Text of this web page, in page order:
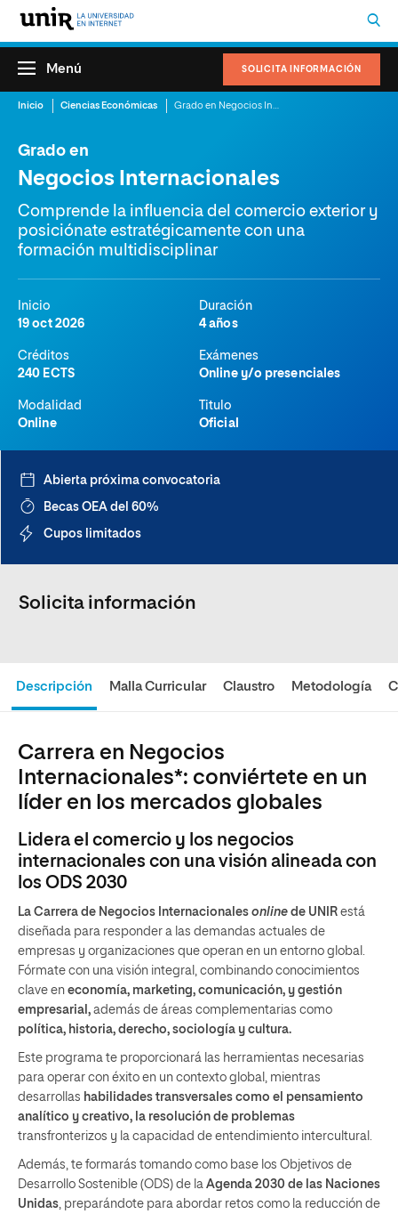
SOLICITA INFORMACIÓN
Menú
Inicio Ciencias Económicas
Grado en
Negocios Internacionales
Comprende la influencia del comercio exterior y
posiciónate estratégicamente con una
formación multidisciplinar
Inicio
19 oct 2026
Duración
4 años
Créditos
240 ECTS
Exámenes
Online y/o presenciales
Modalidad
Online
Titulo
Oficial
Descripción Malla Curricular Claustro Metodología
Carrera en Negocios
Internacionales*: conviértete en un
líder en los mercados globales
Lidera el comercio y los negocios
internacionales con una visión alineada con
los ODS 2030
La Carrera de Negocios Internacionales online de UNIR está
diseñada para responder a las demandas actuales de
empresas y organizaciones que operan en un entorno global.
Fórmate con una visión integral, combinando conocimientos
clave en economía, marketing, comunicación, y gestión
empresarial, además de áreas complementarias como
política, historia, derecho, sociología y cultura.
Este programa te proporcionará las herramientas necesarias
para operar con éxito en un contexto global, mientras
desarrollas habilidades transversales como el pensamiento
analítico y creativo, la resolución de problemas
transfronterizos y la capacidad de entendimiento intercultural.
Además, te formarás tomando como base los Objetivos de
Desarrollo Sostenible (ODS) de la Agenda 2030 de las Naciones
Unidas, preparándote para abordar retos como la reducción de
Abierta próxima convocatoria
Becas OEA del 60%
Cupos limitados
Solicita información